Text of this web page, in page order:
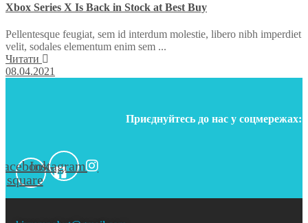
Xbox Series X Is Back in Stock at Best Buy
Pellentesque feugiat, sem id interdum molestie, libero nibh imperdiet
velit, sodales elementum enim sem ...
Читати
08.04.2021
Приєднуйтесь до нас у соцмережах:
square
Instagram